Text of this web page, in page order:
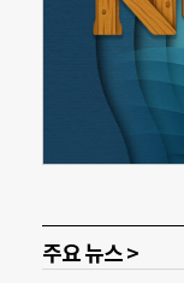
주요 뉴스 >